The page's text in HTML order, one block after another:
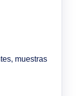
muestras